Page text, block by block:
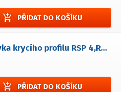
add_shopping_cart PŘIDAT DO KOŠÍKU
koncovka krycího profilu RSP 4,RSA 4,RSPA 4, RSE
add_shopping_cart PŘIDAT DO KOŠÍKU